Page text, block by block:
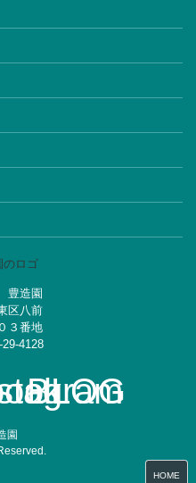
豊造園
区八前
３番地
4128
BLOG
園
HOME